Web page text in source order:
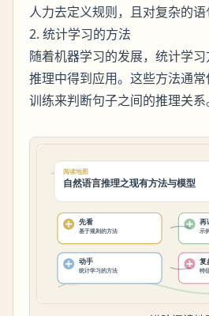
人力去定义规则，且对复杂的语
2. 统计学习的方法
随着机器学习的发展，统计学
推理中得到应用。这些方法通
训练来判断句子之间的推理关系